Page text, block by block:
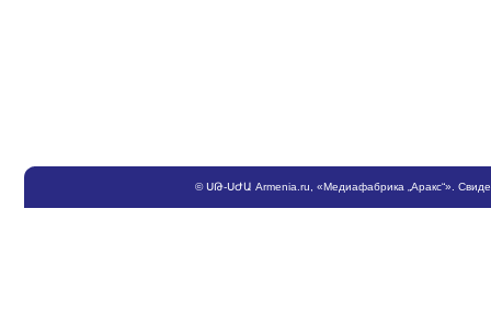
©ՍԹ-ՍԺԱ Armenia.ru , «Медиафабрика „Аракс“».